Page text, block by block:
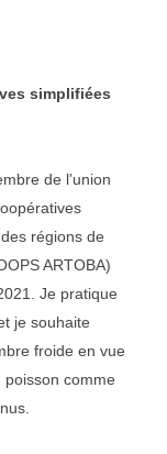
simplifiées
de l'union
régions de
ARTOBA)
Je pratique
je souhaite
froide en vue
comme